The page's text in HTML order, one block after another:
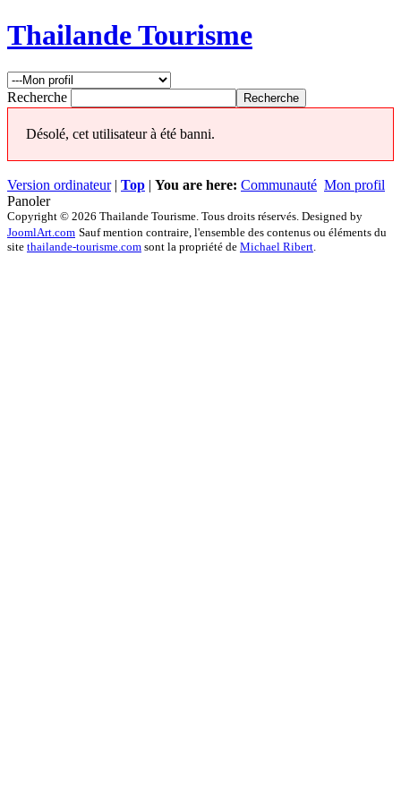
Thailande Tourisme
Recherche
Désolé, cet utilisateur à été banni.
Version ordinateur| Top | You are here: Communauté Mon profil
Panoler
Copyright © 2026 Thailande Tourisme. Tous droits réservés. Designed by
JoomlArt.com Sauf mention contraire, l'ensemble des contenus ou éléments du
site thailande-tourisme.com sont la propriété de Michael Ribert